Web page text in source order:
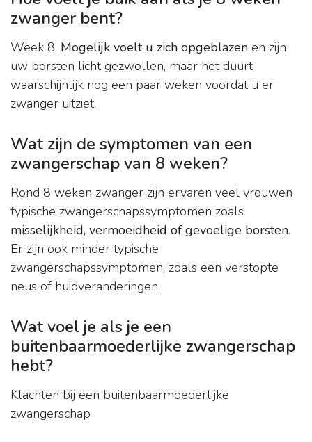
zwanger bent?
Week 8. Mogelijk voelt u zich opgeblazen en zijn
uw borsten licht gezwollen, maar het duurt
waarschijnlijk nog een paar weken voordat u er
zwanger uitziet.
Wat zijn de symptomen van een
zwangerschap van 8 weken?
Rond 8 weken zwanger zijn ervaren veel vrouwen
typische zwangerschapssymptomen zoals
misselijkheid, vermoeidheid of gevoelige borsten.
Er zijn ook minder typische
zwangerschapssymptomen, zoals een verstopte
neus of huidveranderingen.
Wat voel je als je een
buitenbaarmoederlijke zwangerschap
hebt?
Klachten bij een buitenbaarmoederlijke
zwangerschap